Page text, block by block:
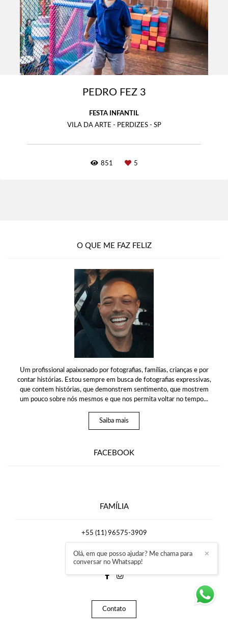
PEDRO FEZ 3
FESTA INFANTIL
VILA DA ARTE - PERDIZES - SP
851 5
O QUE ME FAZ FELIZ
Um profissional apaixonado por fotografias, famílias, crianças e por
contar histórias. Estou sempre em busca de fotografias expressivas,
que contem histórias, que demonstrem sentimento, que mostrem
um pouco sobre nós mesmos e que nos permita voltar no tempo...
Saiba mais
FACEBOOK
FAMÍLIA
+55 (11) 96575-3909
rafaelmirrafotografia@gmail.com
Contato
✕
Olá, em que posso ajudar? Me chama para
conversar no Whatsapp!